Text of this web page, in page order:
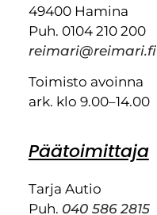
49400 Hamina
Puh. 0104 210 200
reimari@reimari.fi
Toimisto avoinna
ark. klo 9.00–14.00
Päätoimittaja
Tarja Autio
Puh. 040 586 2815